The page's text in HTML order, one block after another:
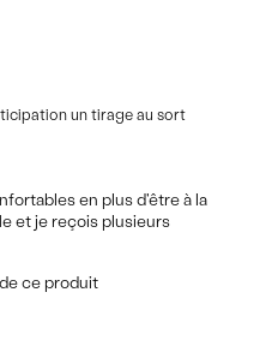
un tirage au sort
en plus d'être à la
et je reçois plusieurs
ce produit